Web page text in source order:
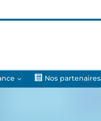
Nos partenaires